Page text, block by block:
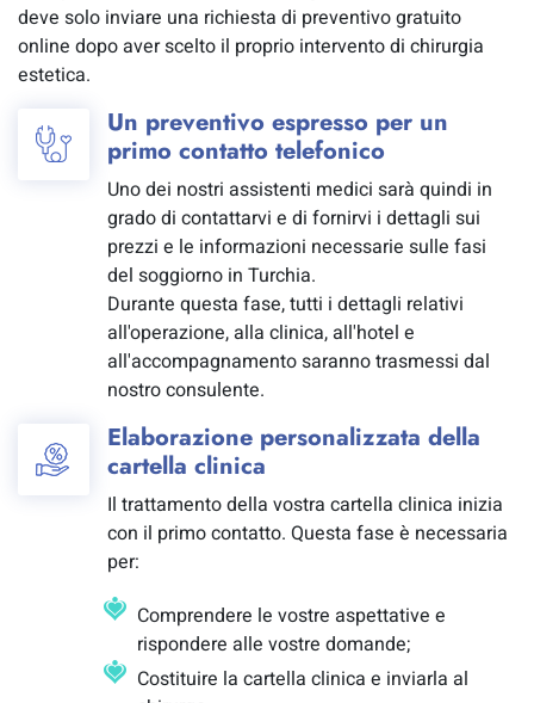
deve solo inviare una richiesta di preventivo gratuito
online dopo aver scelto il proprio intervento di chirurgia
estetica.
Un preventivo espresso per un
primo contatto telefonico
Uno dei nostri assistenti medici sarà quindi in
grado di contattarvi e di fornirvi i dettagli sui
prezzi e le informazioni necessarie sulle fasi
del soggiorno in Turchia.
Durante questa fase, tutti i dettagli relativi
all'operazione, alla clinica, all'hotel e
all'accompagnamento saranno trasmessi dal
nostro consulente.
Elaborazione personalizzata della
cartella clinica
Il trattamento della vostra cartella clinica inizia
con il primo contatto. Questa fase è necessaria
per:
Comprendere le vostre aspettative e
rispondere alle vostre domande;
Costituire la cartella clinica e inviarla al